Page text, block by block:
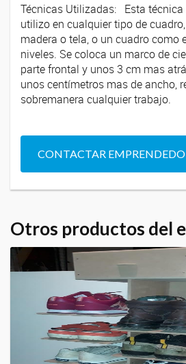
Técnicas Utilizadas: Esta técnica
utilizo en cualquier tipo de
madera o tela, o un cuadro como
niveles. Se coloca un marco de
parte frontal y unos 3 cm mas
unos centímetros mas de ancho,
sobremanera cualquier trabajo.
CONTACTAR
Otros productos del